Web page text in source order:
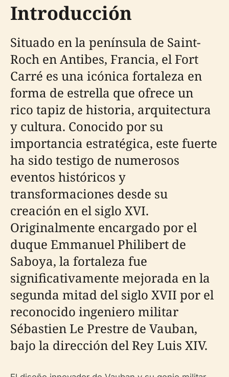
Introducción
Situado en la península de Saint-
Roch en Antibes, Francia, el Fort
Carré es una icónica fortaleza en
forma de estrella que ofrece un
rico tapiz de historia, arquitectura
y cultura. Conocido por su
importancia estratégica, este fuerte
ha sido testigo de numerosos
eventos históricos y
transformaciones desde su
creación en el siglo XVI.
Originalmente encargado por el
duque Emmanuel Philibert de
Saboya, la fortaleza fue
significativamente mejorada en la
segunda mitad del siglo XVII por el
reconocido ingeniero militar
Sébastien Le Prestre de Vauban,
bajo la dirección del Rey Luis XIV.